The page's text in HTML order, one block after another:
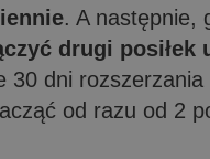
. A następnie,
drugi posiłek
30 dni rozszerzania
od razu od 2